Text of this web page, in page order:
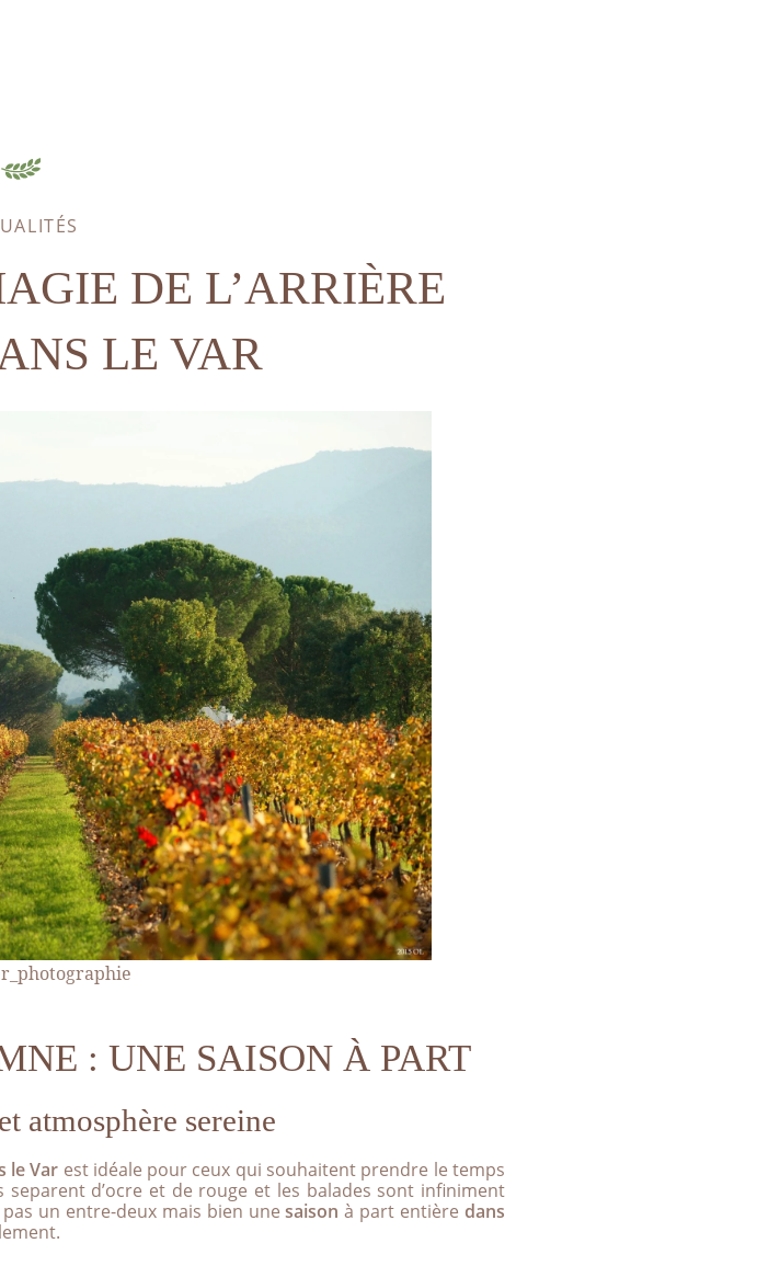
DE L’ARRIÈRE
LE VAR
: UNE SAISON À PART
atmosphère sereine
le Var est idéale pour ceux qui souhaitent prendre le temps
d’ocre et de rouge et les balades sont infiniment
pas un entre-deux mais bien unesaison à part entièredans